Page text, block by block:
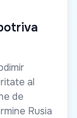
al
de
Rusia